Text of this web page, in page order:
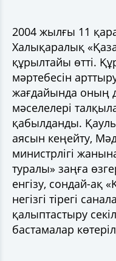
2004 жылғы 11
Халықаралық
құрылтайы өтті.
мәртебесін
жағдайында оның
мәселелері
қабылданды.
аясын кеңейту,
министрлігі
туралы» заңға
енгізу, сондай-ақ
негізгі тірегі
қалыптастыру
бастамалар